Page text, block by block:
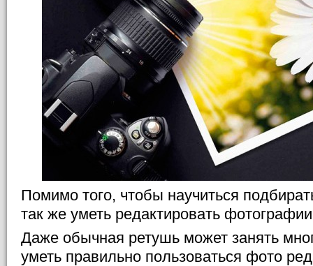
Помимо того, чтобы научиться
так же уметь редактировать
Даже обычная ретушь может занять
уметь правильно пользоваться фото